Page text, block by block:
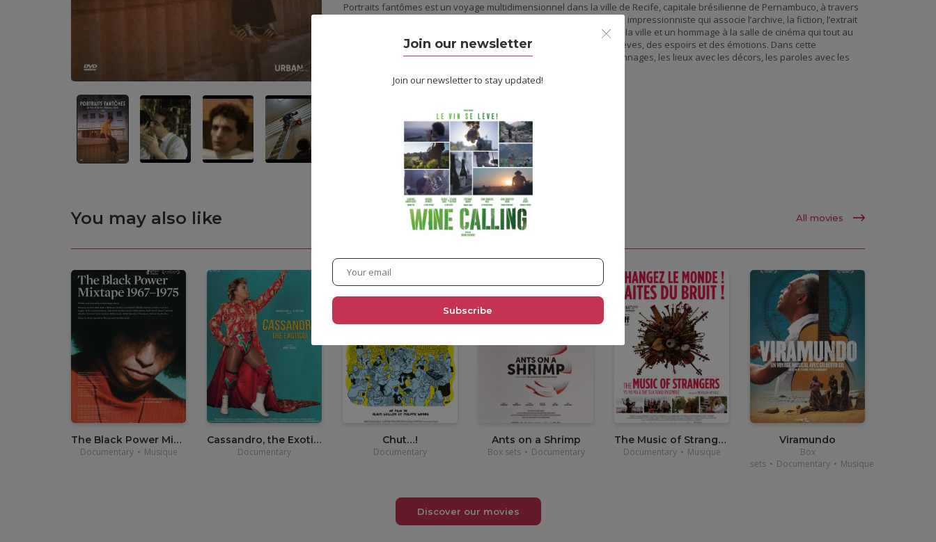
Portraits fantômes est un voyage multidimensionnel dans la ville de Recife, capitale brésilienne de Pernambuco, à travers
le temps, le cinéma, le son, l’architecture et l’urbanisme. Cette visite impressionniste qui associe l’archive, la fiction, l’extrait
de film, les souvenirs personnels est à la fois une cartographie de la ville et un hommage à la salle de cinéma qui tout au
long du XXème siècle a été ce lieu de convivialité, réceptacle des rêves, des espoirs et des émotions. Dans cette
déambulation ludique, les individus se confondent avec les personnages, les lieux avec les décors, les paroles avec les
You may also like All movies
The Black Power Mixtape
Documentary • Musique
• 12,00€
Cassandro, the Exotico!
Documentary
• 12,00€
Chut…!
Documentary
• 14,00€
Ants on a Shrimp
Box sets • Documentary
• 12,00€
The Music of Strangers
Documentary • Musique
• 12,00 €
• 4,90€
Viramundo
Box
sets • Documentary • Musique
Discover our movies
Join our newsletter
Join our newsletter to stay updated!